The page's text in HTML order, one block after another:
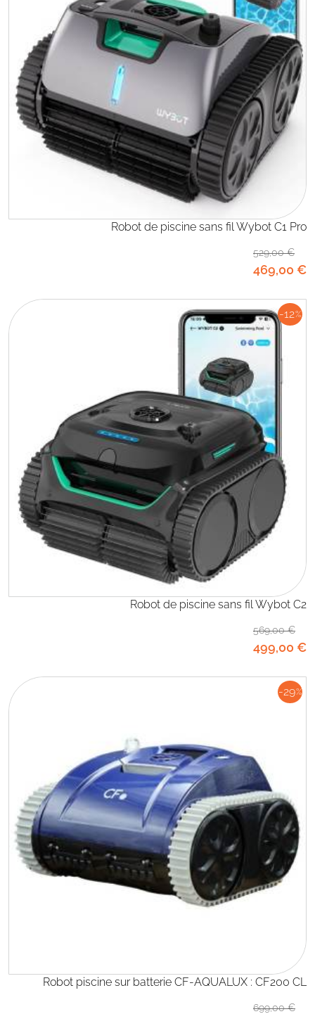
Robot de piscine sans fil Wybot C1 Pro
529,00€
469,00 €
Robot de piscine sans fil Wybot C2
569,00€
499,00 €
-12%
Robot piscine sur batterie CF-AQUALUX : CF200 CL
699,00€
-29%